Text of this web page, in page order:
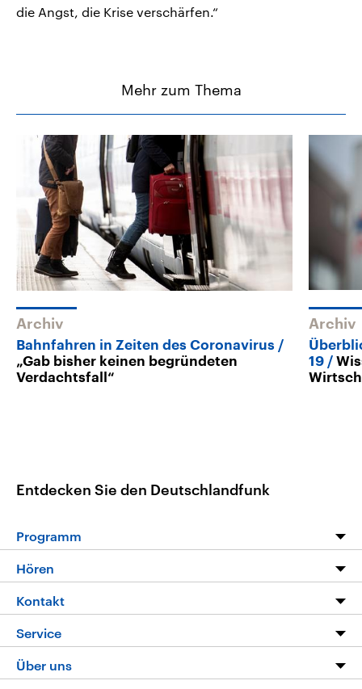
die Angst, die Krise verschärfen.“
Mehr zum Thema
Archiv
Bahnfahren in Zeiten des Coronavirus
„Gab bisher keinen begründeten
Verdachtsfall“
Archiv
19
Entdecken Sie den Deutschlandfunk
Programm
Programm
Die Nachrichten
Nachrichtenleicht
Neue Beiträge auf dlf.de
Hören
Livestream
Podcasts
Deutschlandfunk App
Kontakt
Hörerservice
Service
FAQ
Über uns